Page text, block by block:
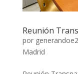
Reunión
por
Madrid